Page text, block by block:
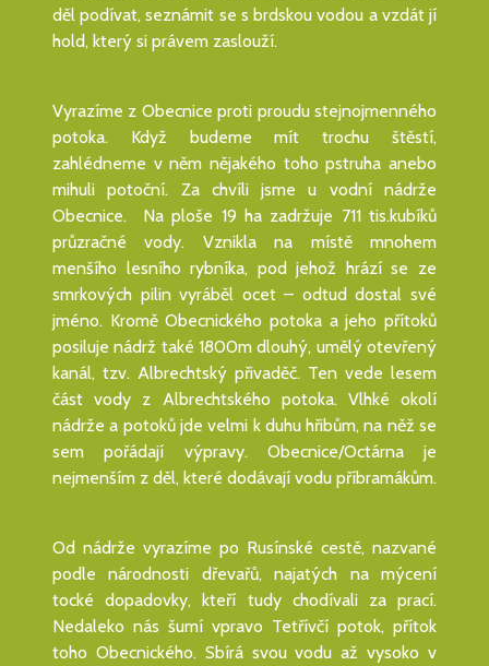
děl podívat, seznámit se s brdskou vodou a vzdát jí
hold, který si právem zaslouží.
Vyrazíme z Obecnice proti proudu stejnojmenného
potoka. Když budeme mít trochu štěstí,
zahlédneme v něm nějakého toho pstruha anebo
mihuli potoční. Za chvíli jsme u vodní nádrže
Obecnice. Na ploše 19 ha zadržuje 711 tis.kubíků
průzračné vody. Vznikla na místě mnohem
menšího lesního rybníka, pod jehož hrází se ze
smrkových pilin vyráběl ocet – odtud dostal své
jméno. Kromě Obecnického potoka a jeho přítoků
posiluje nádrž také 1800m dlouhý, umělý otevřený
kanál, tzv. Albrechtský přivaděč. Ten vede lesem
část vody z Albrechtského potoka. Vlhké okolí
nádrže a potoků jde velmi k duhu hřibům, na něž se
sem pořádají výpravy. Obecnice/Octárna je
nejmenším z děl, které dodávají vodu příbramákům.
Od nádrže vyrazíme po Rusínské cestě, nazvané
podle národnosti dřevařů, najatých na mýcení
tocké dopadovky, kteří tudy chodívali za prací.
Nedaleko nás šumí vpravo Tetřívčí potok, přítok
toho Obecnického. Sbírá svou vodu až vysoko v